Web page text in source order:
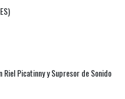
Picatinny y Supresor de Sonido